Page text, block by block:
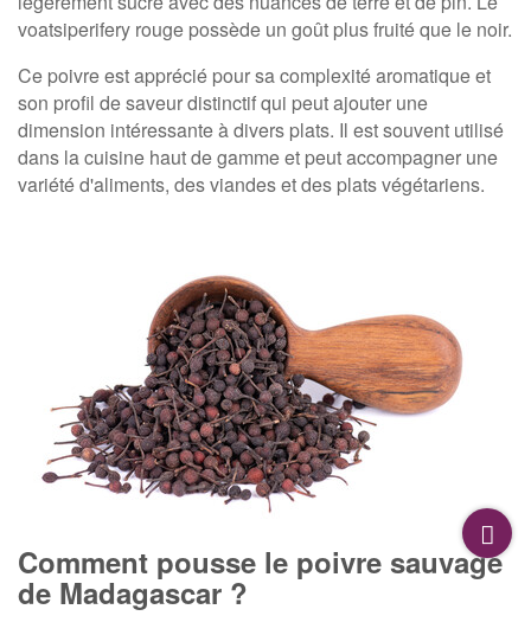
voatsiperifery rouge possède un goût plus fruité que le noir.
Ce poivre est apprécié pour sa complexité aromatique et
son profil de saveur distinctif qui peut ajouter une
dimension intéressante à divers plats. Il est souvent utilisé
dans la cuisine haut de gamme et peut accompagner une
variété d'aliments, des viandes et des plats végétariens.
Comment pousse le poivre sauvage
de Madagascar ?